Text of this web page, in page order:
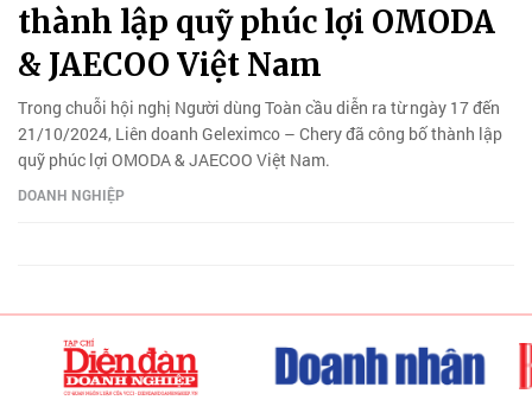
thành lập quỹ phúc lợi OMODA
& JAECOO Việt Nam
Trong chuỗi hội nghị Người dùng Toàn cầu diễn ra từ ngày 17 đến
21/10/2024, Liên doanh Geleximco – Chery đã công bố thành lập
quỹ phúc lợi OMODA & JAECOO Việt Nam.
DOANH NGHIỆP